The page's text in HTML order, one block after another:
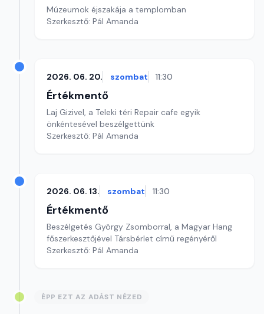
Múzeumok éjszakája a templomban
Szerkesztő: Pál Amanda
2026. 06. 20. szombat 11:30
Értékmentő
Laj Gizivel, a Teleki téri Repair cafe egyik
önkéntesével beszélgettünk
Szerkesztő: Pál Amanda
2026. 06. 13. szombat 11:30
Értékmentő
Beszélgetés György Zsomborral, a Magyar Hang
főszerkesztőjével Társbérlet című regényéről
Szerkesztő: Pál Amanda
ÉPP EZT AZ ADÁST NÉZED